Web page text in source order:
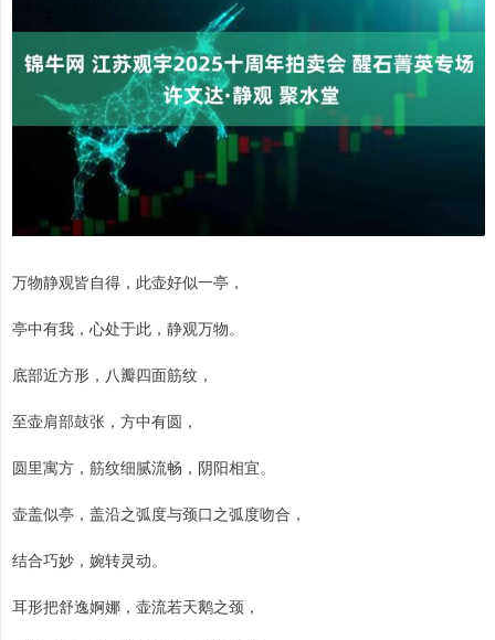
万物静观皆自得，此壶好似一亭，
亭中有我，心处于此，静观万物。
底部近方形，八瓣四面筋纹，
至壶肩部鼓张，方中有圆，
圆里寓方，筋纹细腻流畅，阴阳相宜。
壶盖似亭，盖沿之弧度与颈口之弧度吻合，
结合巧妙，婉转灵动。
耳形把舒逸婀娜，壶流若天鹅之颈，